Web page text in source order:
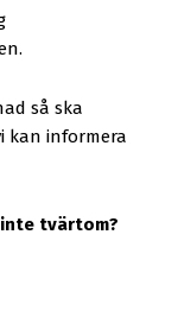
så ska
kan informera
tvärtom?